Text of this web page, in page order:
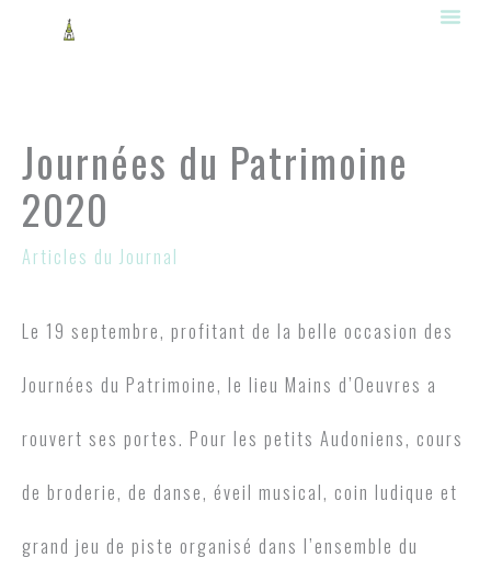
Journées du Patrimoine
2020
Articles du Journal
Le 19 septembre, profitant de la belle occasion des
Journées du Patrimoine, le lieu Mains d’Oeuvres a
rouvert ses portes. Pour les petits Audoniens, cours
de broderie, de danse, éveil musical, coin ludique et
grand jeu de piste organisé dans l’ensemble du